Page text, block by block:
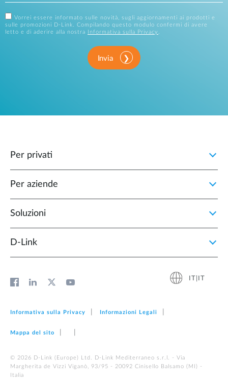
Vorrei essere informato sulle novità, sugli aggiornamenti ai prodotti e
sulle promozioni D-Link. Compilando questo modulo confermi di avere
letto e di aderire alla nostra
Informativa sulla Privacy .
Invia
Per privati
Per aziende
Soluzioni
D‑Link
Informativa sulla Privacy Informazioni Legali
Mappa del sito
© 2026 D‑Link (Europe) Ltd. D-Link Mediterraneo s.r.l. - Via
Margherita de Vizzi Viganò, 93/95 - 20092 Cinisello Balsamo (MI) -
Italia